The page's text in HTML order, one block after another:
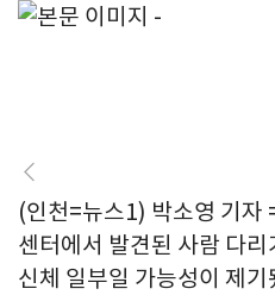
(인천=뉴스1) 박소영 기자
센터에서 발견된 사람 다
신체 일부일 가능성이 제